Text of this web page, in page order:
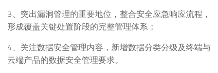
3、突出漏洞管理的重要地位，整合安全应急响应流程，
形成覆盖关键处置阶段的完整管理体系；
4、关注数据安全管理内容，新增数据分类分级及终端与
云端产品的数据安全管理要求。